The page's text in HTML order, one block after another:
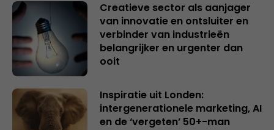
Creatieve sector als aanjager
van innovatie en ontsluiter en
verbinder van industrieën
belangrijker en urgenter dan
ooit
Inspiratie uit Londen:
intergenerationele marketing, AI
en de ‘vergeten’ 50+-man